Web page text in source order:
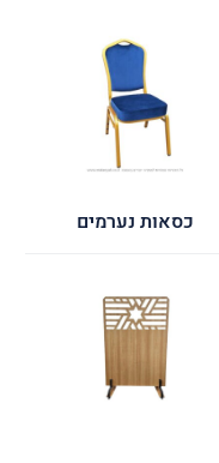
כסאות נערמים